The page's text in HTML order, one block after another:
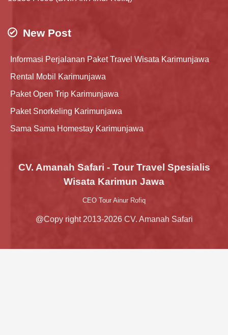
New Post
Informasi Perjalanan Paket Travel Wisata Karimunjawa
Rental Mobil Karimunjawa
Paket Open Trip Karimunjawa
Paket Snorkeling Karimunjawa
Sama Sama Homestay Karimunjawa
CV. Amanah Safari - Tour Travel Spesialis
Wisata Karimun Jawa
CEO Tour Ainur Rofiq
@Copy right 2013-2026 CV. Amanah Safari